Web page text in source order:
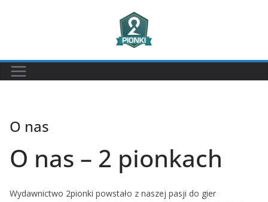
O nas
O nas – 2 pionkach
Wydawnictwo 2pionki powstało z naszej pasji do gier